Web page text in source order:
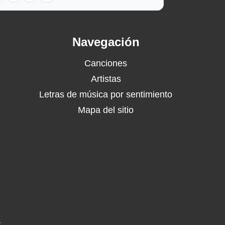
Navegación
Canciones
Artistas
Letras de música por sentimiento
Mapa del sitio